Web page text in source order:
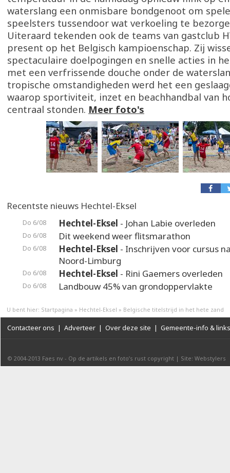
waterslang een onmisbare bondgenoot om
speelsters tussendoor wat verkoeling te
Uiteraard tekenden ook de teams van gastclub
present op het Belgisch kampioenschap. Zij
spectaculaire doelpogingen en snelle acties in
met een verfrissende douche onder de
tropische omstandigheden werd het een
waarop sportiviteit, inzet en beachhandbal van
centraal stonden. Meer foto's
Recentste nieuws Hechtel-Eksel
Do 6/08 Hechtel-Eksel - Johan Labie overleden
Do 6/08 Dit weekend weer flitsmarathon
Do 6/08 Hechtel-Eksel - Inschrijven voor cursus
Noord-Limburg
Do 6/08 Hechtel-Eksel - Rini Gaemers overleden
Do 6/08 Landbouw 45% van grondoppervlakte
U bent hier: Startpagina » Hechtel-Eksel » Belgische titelstrijd in het hete zand
Contacteer ons | Adverteer | Over deze site | Gemeente-info & links
© 2004-2013 Faes nv - Op de artikels en foto’s rust copyright | Site: Webstylers